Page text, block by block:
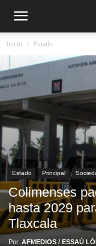
Inicio Estado
Estado Principal
Colimenses
hasta 2029
Tlaxcala
Por AFMEDIOS / ESSAÚ